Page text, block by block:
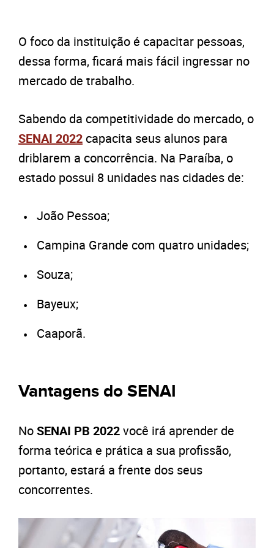
O foco da instituição é capacitar pessoas,
dessa forma, ficará mais fácil ingressar no
mercado de trabalho.
Sabendo da competitividade do mercado, o
SENAI 2022 capacita seus alunos para
driblarem a concorrência. Na Paraíba, o
estado possui 8 unidades nas cidades de:
João Pessoa;
Campina Grande com quatro unidades;
Souza;
Bayeux;
Caaporã.
Vantagens do SENAI
NoSENAI PB 2022você irá aprender de
forma teórica e prática a sua profissão,
portanto, estará a frente dos seus
concorrentes.